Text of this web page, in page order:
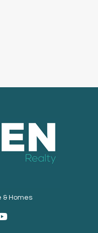
& Homes